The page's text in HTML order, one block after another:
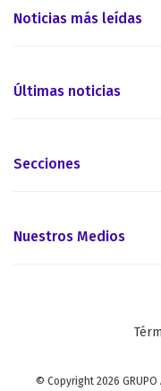
Noticias más leídas
Últimas noticias
Secciones
Nuestros Medios
© Copyright 2026